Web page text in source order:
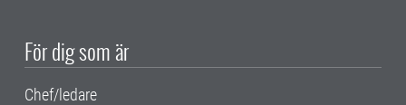
För dig som är
Chef/ledare